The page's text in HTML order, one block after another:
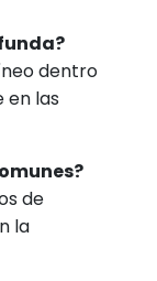
dentro
en las
de
la